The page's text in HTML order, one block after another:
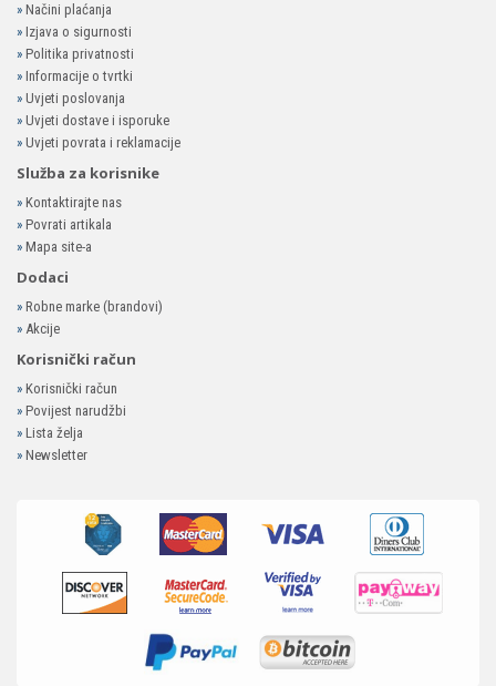
» Načini plaćanja
» Izjava o sigurnosti
» Politika privatnosti
» Informacije o tvrtki
» Uvjeti poslovanja
» Uvjeti dostave i isporuke
» Uvjeti povrata i reklamacije
Služba za korisnike
» Kontaktirajte nas
» Povrati artikala
» Mapa site-a
Dodaci
» Robne marke (brandovi)
» Akcije
Korisnički račun
» Korisnički račun
» Povijest narudžbi
» Lista želja
» Newsletter